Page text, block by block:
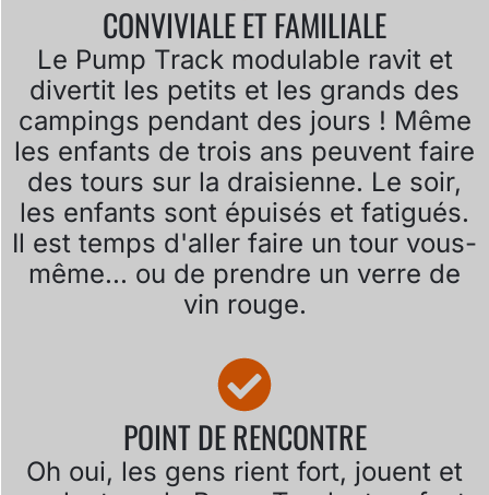
CONVIVIALE ET FAMILIALE
Le Pump Track modulable ravit et
divertit les petits et les grands des
campings pendant des jours ! Même
les enfants de trois ans peuvent faire
des tours sur la draisienne. Le soir,
les enfants sont épuisés et fatigués.
Il est temps d'aller faire un tour vous-
même... ou de prendre un verre de
vin rouge.
POINT DE RENCONTRE
Oh oui, les gens rient fort, jouent et